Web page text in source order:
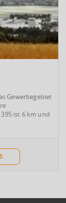
Gewerbegebiet
ist 6 km und